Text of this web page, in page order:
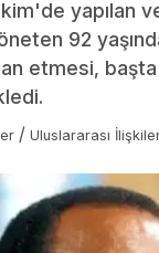
yapılan
92
etmesi,
/ Uluslararası